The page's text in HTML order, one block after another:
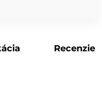
Recenzie